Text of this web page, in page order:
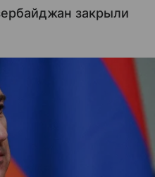
закрыли